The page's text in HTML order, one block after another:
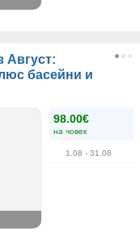
Август:
басейни и
98.00€
на човек
1.08 - 31.08